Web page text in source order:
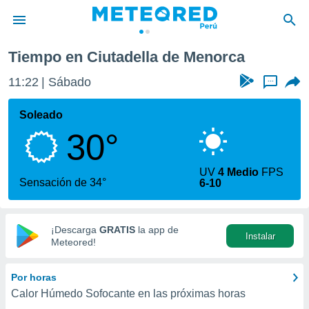
de
ha sido
calidad.
a este
las
y
digital
basada
Tiempo en Ciutadella de Menorca
11:22 Sábado ...
Soleado
30°
Sensación de 34°
UV4 Medio FPS
6-10
¡Descarga GRATIS la app de
Meteored!
Instalar
Por horas
Calor Húmedo Sofocante en las próximas horas